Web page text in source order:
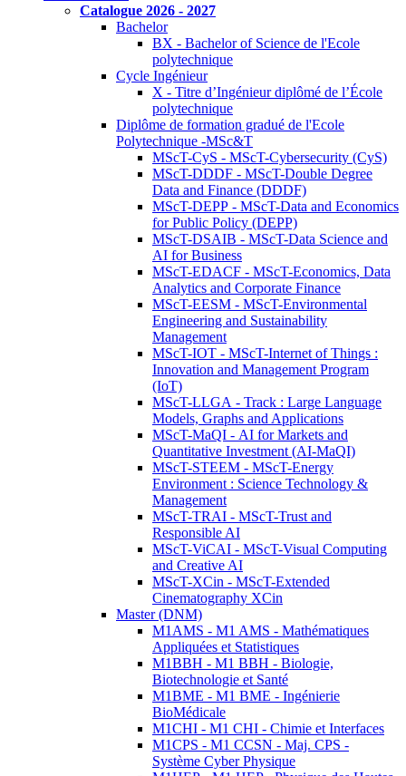
Catalogue 2026 - 2027
Bachelor
BX - Bachelor of Science de l'Ecole
polytechnique
Cycle Ingénieur
X - Titre d’Ingénieur diplômé de l’École
polytechnique
Diplôme de formation gradué de l'Ecole
Polytechnique -MSc&T
MScT-CyS - MScT-Cybersecurity (CyS)
MScT-DDDF - MScT-Double Degree
Data and Finance (DDDF)
MScT-DEPP - MScT-Data and Economics
for Public Policy (DEPP)
MScT-DSAIB - MScT-Data Science and
AI for Business
MScT-EDACF - MScT-Economics, Data
Analytics and Corporate Finance
MScT-EESM - MScT-Environmental
Engineering and Sustainability
Management
MScT-IOT - MScT-Internet of Things :
Innovation and Management Program
(IoT)
MScT-LLGA - Track : Large Language
Models, Graphs and Applications
MScT-MaQI - AI for Markets and
Quantitative Investment (AI-MaQI)
MScT-STEEM - MScT-Energy
Environment : Science Technology &
Management
MScT-TRAI - MScT-Trust and
Responsible AI
MScT-ViCAI - MScT-Visual Computing
and Creative AI
MScT-XCin - MScT-Extended
Cinematography XCin
Master (DNM)
M1AMS - M1 AMS - Mathématiques
Appliquées et Statistiques
M1BBH - M1 BBH - Biologie,
Biotechnologie et Santé
M1BME - M1 BME - Ingénierie
BioMédicale
M1CHI - M1 CHI - Chimie et Interfaces
M1CPS - M1 CCSN - Maj. CPS -
Système Cyber Physique